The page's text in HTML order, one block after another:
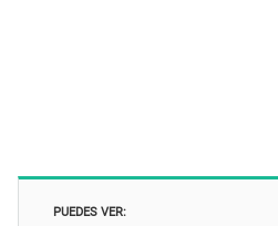
PUEDES VER: